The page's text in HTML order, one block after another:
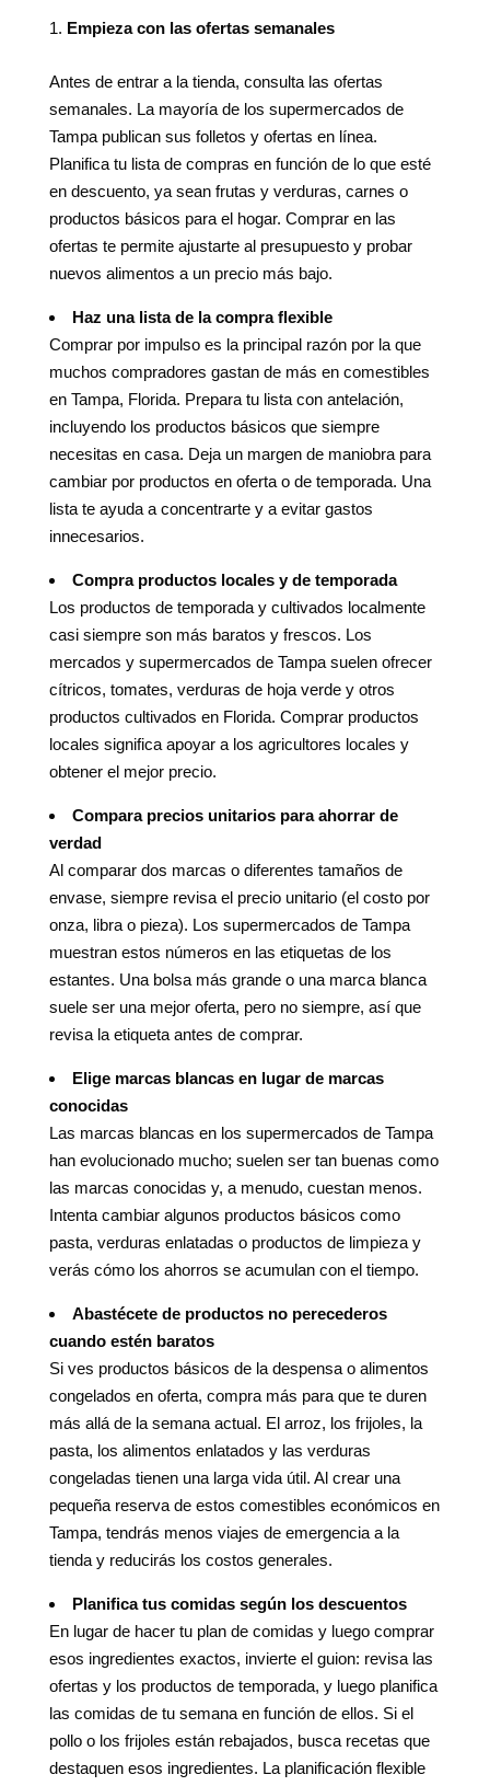
Empieza con las ofertas semanales
Antes de entrar a la tienda, consulta las ofertas
semanales. La mayoría de los supermercados de
Tampa publican sus folletos y ofertas en línea.
Planifica tu lista de compras en función de lo que esté
en descuento, ya sean frutas y verduras, carnes o
productos básicos para el hogar. Comprar en las
ofertas te permite ajustarte al presupuesto y probar
nuevos alimentos a un precio más bajo.
Haz una lista de la compra flexible
Comprar por impulso es la principal razón por la que
muchos compradores gastan de más en comestibles
en Tampa, Florida. Prepara tu lista con antelación,
incluyendo los productos básicos que siempre
necesitas en casa. Deja un margen de maniobra para
cambiar por productos en oferta o de temporada. Una
lista te ayuda a concentrarte y a evitar gastos
innecesarios.
Compra productos locales y de temporada
Los productos de temporada y cultivados localmente
casi siempre son más baratos y frescos. Los
mercados y supermercados de Tampa suelen ofrecer
cítricos, tomates, verduras de hoja verde y otros
productos cultivados en Florida. Comprar productos
locales significa apoyar a los agricultores locales y
obtener el mejor precio.
Compara precios unitarios para ahorrar de
verdad
Al comparar dos marcas o diferentes tamaños de
envase, siempre revisa el precio unitario (el costo por
onza, libra o pieza). Los supermercados de Tampa
muestran estos números en las etiquetas de los
estantes. Una bolsa más grande o una marca blanca
suele ser una mejor oferta, pero no siempre, así que
revisa la etiqueta antes de comprar.
Elige marcas blancas en lugar de marcas
conocidas
Las marcas blancas en los supermercados de Tampa
han evolucionado mucho; suelen ser tan buenas como
las marcas conocidas y, a menudo, cuestan menos.
Intenta cambiar algunos productos básicos como
pasta, verduras enlatadas o productos de limpieza y
verás cómo los ahorros se acumulan con el tiempo.
Abastécete de productos no perecederos
cuando estén baratos
Si ves productos básicos de la despensa o alimentos
congelados en oferta, compra más para que te duren
más allá de la semana actual. El arroz, los frijoles, la
pasta, los alimentos enlatados y las verduras
congeladas tienen una larga vida útil. Al crear una
pequeña reserva de estos comestibles económicos en
Tampa, tendrás menos viajes de emergencia a la
tienda y reducirás los costos generales.
Planifica tus comidas según los descuentos
En lugar de hacer tu plan de comidas y luego comprar
esos ingredientes exactos, invierte el guion: revisa las
ofertas y los productos de temporada, y luego planifica
las comidas de tu semana en función de ellos. Si el
pollo o los frijoles están rebajados, busca recetas que
destaquen esos ingredientes. La planificación flexible